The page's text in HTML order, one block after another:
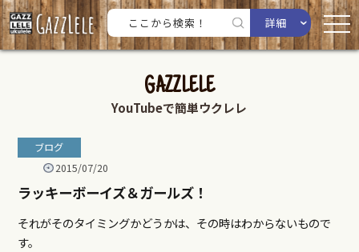
詳細
GAZZLELE
YouTubeで簡単ウクレレ
ブログ
2015/07/20
ラッキーボーイズ＆ガールズ！
それがそのタイミングかどうかは、その時はわからないもので
す。